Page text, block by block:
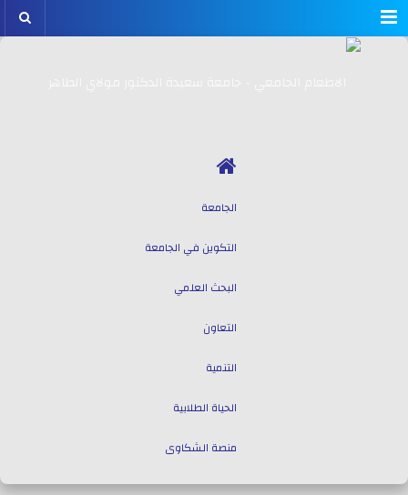
Menu
الجامعة
التكوين في الجامعة
البحث العلمي
التعاون
التنمية
الحياة الطلابية
منصة الشكاوى